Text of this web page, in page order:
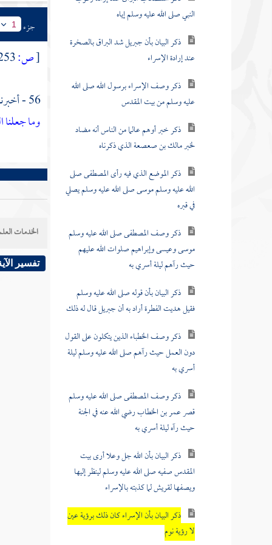
النبي صلى الله عليه وسلم إياه
ذكر البيان بأن جبريل شد البراق بالصخرة
عند إرادة الإسراء
ذكر وصف الإسراء برسول الله صلى الله
عليه وسلم من بيت المقدس
ذكر خبر أوهم عالما من الناس أنه مضاد
لخبر مالك بن صعصعة الذي ذكرناه
ذكر الموضع الذي فيه رأى المصطفى صلى
الله عليه وسلم موسى صلى الله عليه وسلم يصلي
في قبره
ذكر وصف المصطفى صلى الله عليه وسلم
موسى وعيسى وإبراهيم صلوات الله عليهم
حيث رآهم ليلة أسري به
ذكر البيان بأن قوله صلى الله عليه وسلم
فقيل هديت الفطرة أراد به أن جبريل قال له ذلك
ذكر وصف الخطباء الذين يتكلون على القول
دون العمل حيث رآهم صلى الله عليه وسلم ليلة
أسري به
ذكر وصف المصطفى صلى الله عليه وسلم
قصر عمر بن الخطاب رضي الله عنه في الجنة
حيث رآه ليلة أسري به
ذكر البيان بأن الله جل وعلا أرى بيت
المقدس صفيه صلى الله عليه وسلم لينظر إليها
ويصفها لقريش لما كذبته بالإسراء
ذكر البيان بأن الإسراء كان ذلك برؤية عين
لا رؤية نوم
جزء 1
[ص:
56 - أخبرنا
وما جعلنا
الخدمات
تفسير